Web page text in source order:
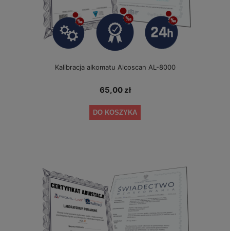
Kalibracja alkomatu Alcoscan AL-8000
65,00 zł
DO KOSZYKA